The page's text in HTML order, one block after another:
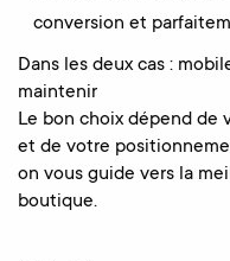
conversion et
Dans les deux cas :
maintenir
Le bon choix dépend de
et de votre
on vous guide vers la
boutique.